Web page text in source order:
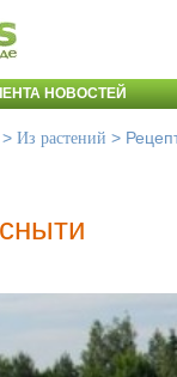
НОВОСТЕЙ
> Из растений >